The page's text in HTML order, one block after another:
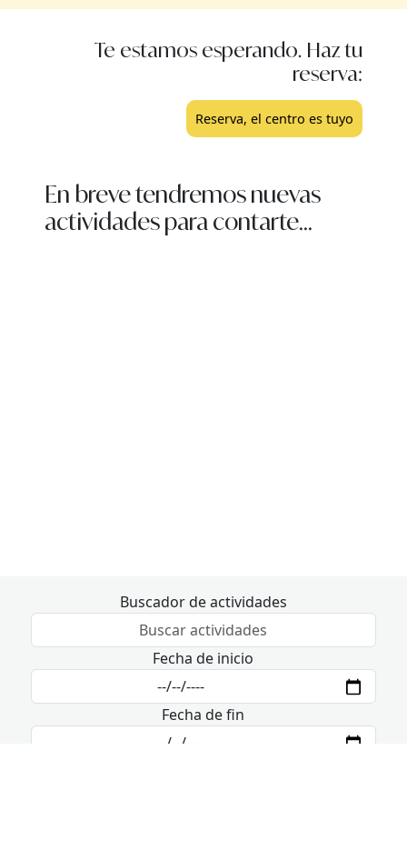
Te estamos esperando. Haz tu
reserva:
Reserva, el centro es tuyo
En breve tendremos nuevas
actividades para contarte...
Buscador de actividades
Fecha de inicio
Fecha de fin